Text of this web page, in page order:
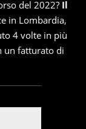
del 2022? Il
in Lombardia,
4 volte in più
un fatturato di